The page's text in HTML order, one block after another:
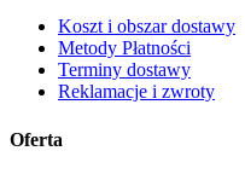
Koszt i obszar dostawy
Metody Płatności
Terminy dostawy
Reklamacje i zwroty
Oferta